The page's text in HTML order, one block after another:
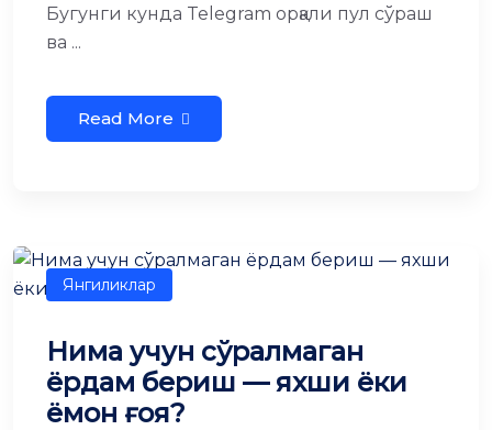
Бугунги кунда Telegram орқали пул сўраш
ва ...
Read More
Янгиликлар
Нима учун сўралмаган
ёрдам бериш — яхши ёки
ёмон ғоя?